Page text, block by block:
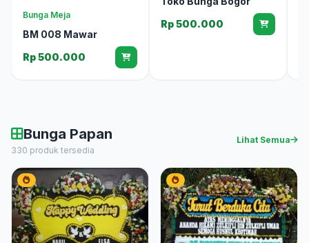
Bunga Meja
BM 008 Mawar
Rp 500.000
Rp 500.000
Bunga Papan
330 produk tersedia
Lihat Semua